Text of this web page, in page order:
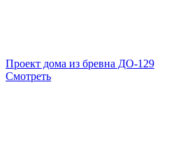
Проект дома из бревна ДО-129
Смотреть